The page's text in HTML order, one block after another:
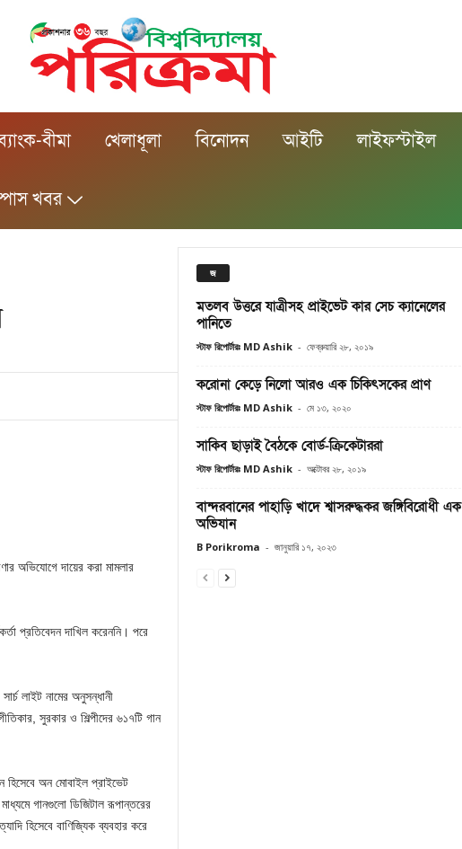
বীমা খেলাধূলা বিনোদন আইটি লাইফস্টাইল
খবর
অভিযোগে দায়ের করা মামলার
প্রতিবেদন দাখিল করেননি। পরে
লাইট নামের অনুসন্ধানী
সুরকার ও শিল্পীদের ৬১৭টি গান
হিসেবে অন মোবাইল প্রাইভেট
মাধ্যমে গানগুলো ডিজিটাল রূপান্তরের
হিসেবে বাণিজ্যিক ব্যবহার করে
জ
মতলব উত্তরে যাত্রীসহ প্রাইভেট কার সেচ ক্যানেলের
পানিতে
স্টাফ রিপোর্টারঃ MD Ashik - ফেব্রুয়ারি ২৮, ২০১৯
করোনা কেড়ে নিলো আরও এক চিকিৎসকের প্রাণ
স্টাফ রিপোর্টারঃ MD Ashik - মে ১৩, ২০২০
সাকিব ছাড়াই বৈঠকে বোর্ড-ক্রিকেটাররা
স্টাফ রিপোর্টারঃ MD Ashik - অক্টোবর ২৮, ২০১৯
বান্দরবানের পাহাড়ি খাদে শ্বাসরুদ্ধকর জঙ্গিবিরোধী এক
অভিযান
B Porikroma - জানুয়ারি ১৭, ২০২৩